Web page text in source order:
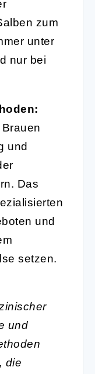
zum
unter
nur bei
und
Das
und
setzen.
und
die